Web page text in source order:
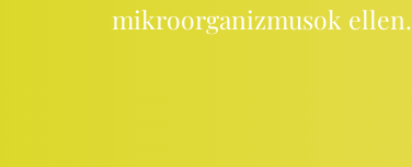
mikroorganizmusok ellen.